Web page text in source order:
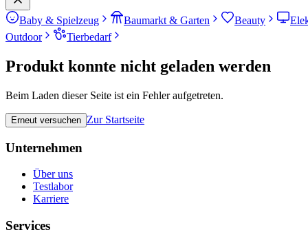
Baby & Spielzeug Baumarkt & Garten Beauty
Outdoor
Tierbedarf
Produkt konnte nicht geladen werden
Beim Laden dieser Seite ist ein Fehler aufgetreten.
Erneut versuchen Zur Startseite
Unternehmen
Über uns
Testlabor
Karriere
Services